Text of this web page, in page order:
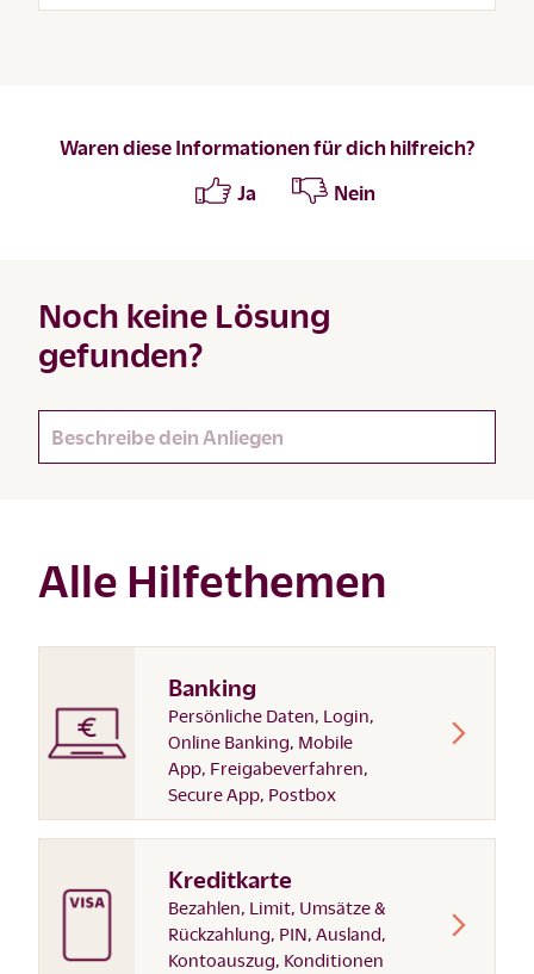
Waren diese Informationen für dich hilfreich?
Ja
Nein
Noch keine Lösung
gefunden?
Alle Hilfethemen
Banking
Persönliche Daten, Login,
Online Banking, Mobile
App, Freigabeverfahren,
Secure App, Postbox
Kreditkarte
Bezahlen, Limit, Umsätze &
Rückzahlung, PIN, Ausland,
Kontoauszug, Konditionen